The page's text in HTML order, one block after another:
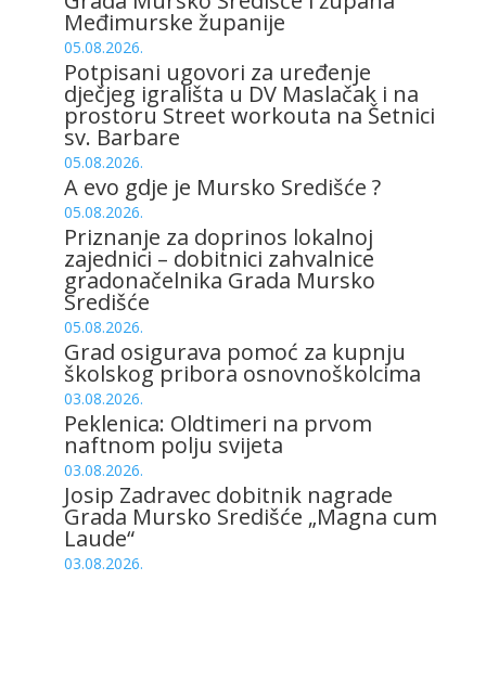
Međimurske županije
05.08.2026.
Potpisani ugovori za uređenje
dječjeg igrališta u DV Maslačak i na
prostoru Street workouta na Šetnici
sv. Barbare
05.08.2026.
A evo gdje je Mursko Središće ?
05.08.2026.
Priznanje za doprinos lokalnoj
zajednici – dobitnici zahvalnice
gradonačelnika Grada Mursko
Središće
05.08.2026.
Grad osigurava pomoć za kupnju
školskog pribora osnovnoškolcima
03.08.2026.
Peklenica: Oldtimeri na prvom
naftnom polju svijeta
03.08.2026.
Josip Zadravec dobitnik nagrade
Grada Mursko Središće „Magna cum
Laude“
03.08.2026.